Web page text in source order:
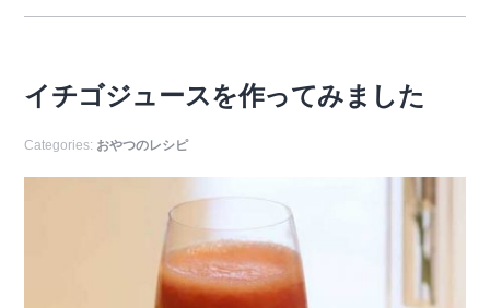
イチゴジュースを作ってみました
Categories: おやつのレシピ